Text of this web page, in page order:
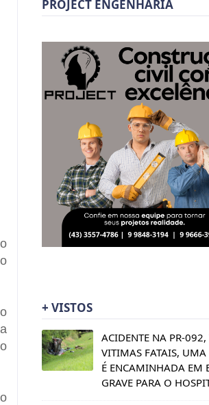
PROJECT ENGENHARIA
+ VISTOS
ACIDENTE NA PR-092,
VITIMAS FATAIS, UMA
É ENCAMINHADA EM
GRAVE PARA O